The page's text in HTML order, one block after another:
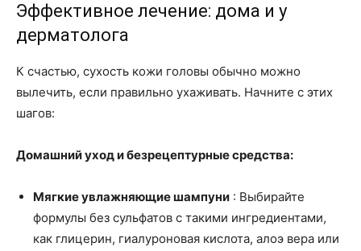
Эффективное лечение: дома и у
дерматолога
К счастью, сухость кожи головы обычно можно
вылечить, если правильно ухаживать. Начните с этих
шагов:
Домашний уход и безрецептурные средства:
Мягкие увлажняющие шампуни : Выбирайте
формулы без сульфатов с такими ингредиентами,
как глицерин, гиалуроновая кислота, алоэ вера или